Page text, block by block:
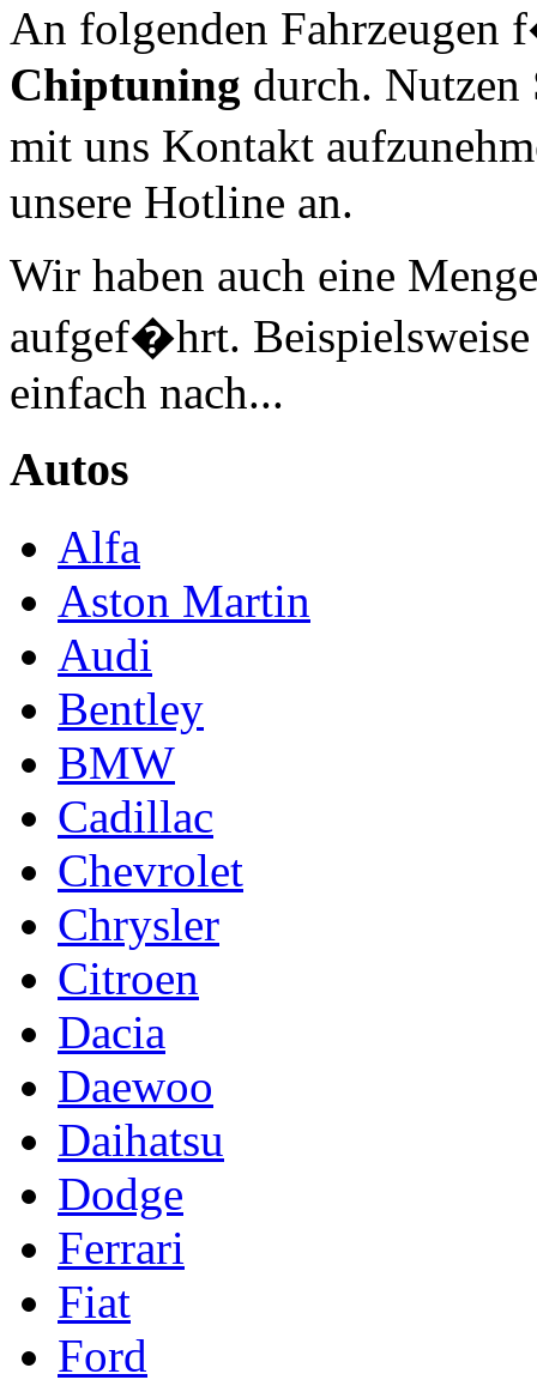
An folgenden Fahrzeugen
Chiptuning durch. Nutzen
mit uns Kontakt
unsere Hotline an.
Wir haben auch eine
aufgef�hrt. Beispielsweise
einfach nach...
Autos
Alfa
Aston Martin
Audi
Bentley
BMW
Cadillac
Chevrolet
Chrysler
Citroen
Dacia
Daewoo
Daihatsu
Dodge
Ferrari
Fiat
Ford